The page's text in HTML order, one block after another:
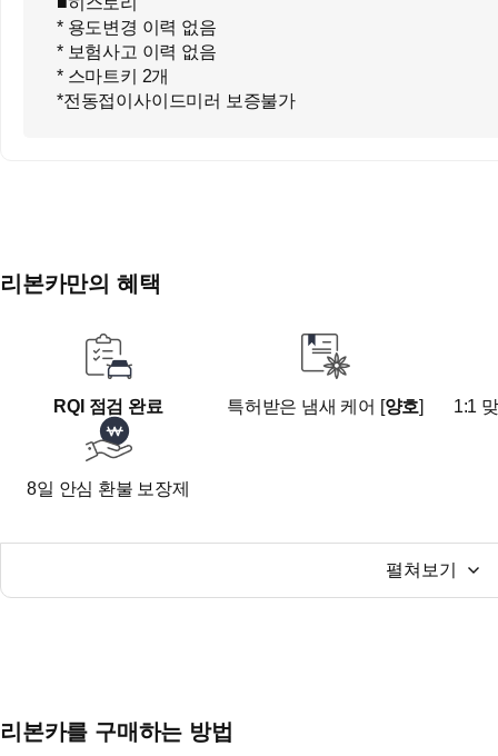
* 용도변경 이력 없음
* 보험사고 이력 없음
* 스마트키 2개
*전동접이사이드미러 보증불가
------------------------------------------------
- 타던 차 팔면 30만원 할인 - 대차 프로모션
- 5%대 저금리 할부/ 리스/ KB 신용카드 결제 가능
------------------------------------------------
- 합리적인 가격 책정과 정찰제로 비대면 구매 가능
------------------------------------------------
- 세금 계산서 또는 현금 영수증 100% 발행
------------------------------------------------
- 런닝맨, 나 혼자 산다, 살림남, 신랑수업, 워크맨 등
업계 최초 YouTube 실버 버튼 수상 '리본카' 채널 구독, 좋
리본카만의 혜택
RQI 점검 완료 특허받은 냄새 케어 [양호] 1:1
8일 안심 환불 보장제
펼쳐보기
리본카를 구매하는 방법